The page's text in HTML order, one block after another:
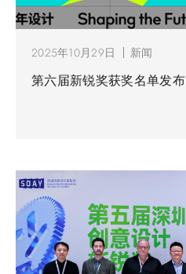
2025年10月29日 新闻
第六届新锐奖获奖名单发布